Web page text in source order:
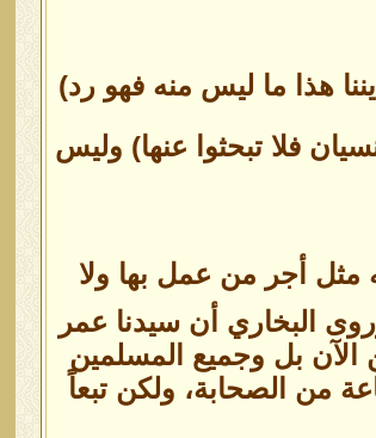
هذا ما ليس منه فهو رد)
فلا تبحثوا عنها) وليس
أجر من عمل بها ولا
البخاري أن سيدنا عمر
الآن بل وجميع المسلمين
من الصحابة، ولكن تبعاً